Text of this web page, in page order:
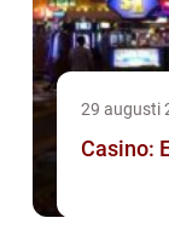
29 augusti
Casino: